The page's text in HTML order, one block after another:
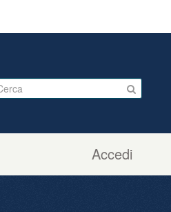
Accedi